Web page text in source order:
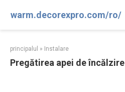
warm.decorexpro.com/ro/
principalul » Instalare
Pregătirea apei de încălzire